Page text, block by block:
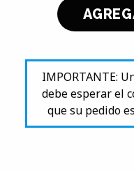
IMPORTANTE:
debe esperar el
que su pedido